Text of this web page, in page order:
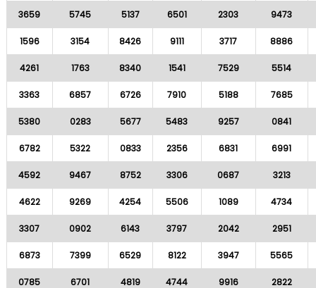
3659 5745 5137 6501 2303 9473
1596 3154 8426 9111 3717 8886
4261 1763 8340 1541 7529 5514
3363 6857 6726 7910 5188 7685
5380 0283 5677 5483 9257 0841
6782 5322 0833 2356 6831 6991
4592 9467 8752 3306 0687 3213
4622 9269 4254 5506 1089 4734
3307 0902 6143 3797 2042 2951
6873 7399 6529 8122 3947 5565
0785 6701 4819 4744 9916 2822